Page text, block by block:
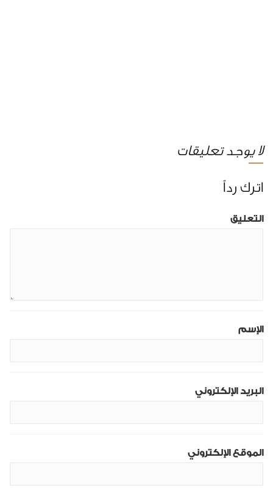
لا يوجد تعليقات
اترك رداً
التعليق
الإسم
البريد الإلكتروني
الموقع الإلكتروني